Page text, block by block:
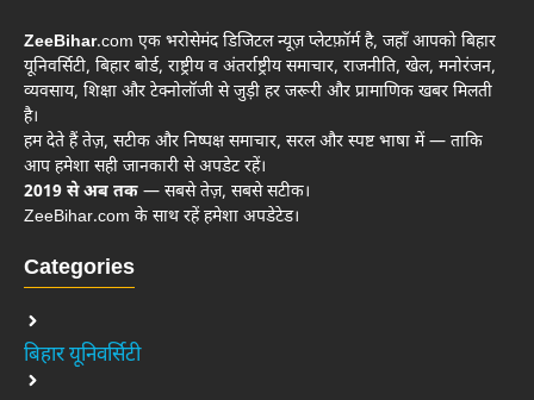
ZeeBihar.com एक भरोसेमंद डिजिटल न्यूज़ प्लेटफ़ॉर्म है, जहाँ आपको बिहार
यूनिवर्सिटी, बिहार बोर्ड, राष्ट्रीय व अंतर्राष्ट्रीय समाचार, राजनीति, खेल, मनोरंजन,
व्यवसाय, शिक्षा और टेक्नोलॉजी से जुड़ी हर जरूरी और प्रामाणिक खबर मिलती
है।
हम देते हैं तेज़, सटीक और निष्पक्ष समाचार, सरल और स्पष्ट भाषा में — ताकि
आप हमेशा सही जानकारी से अपडेट रहें।
2019 से अब तक — सबसे तेज़, सबसे सटीक।
ZeeBihar.com के साथ रहें हमेशा अपडेटेड।
Categories
बिहार यूनिवर्सिटी